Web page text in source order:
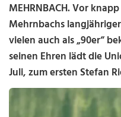
MEHRNBACH. Vor
Mehrnbachs
vielen auch als „90er“
seinen Ehren lädt die
Juli, zum ersten Stefan